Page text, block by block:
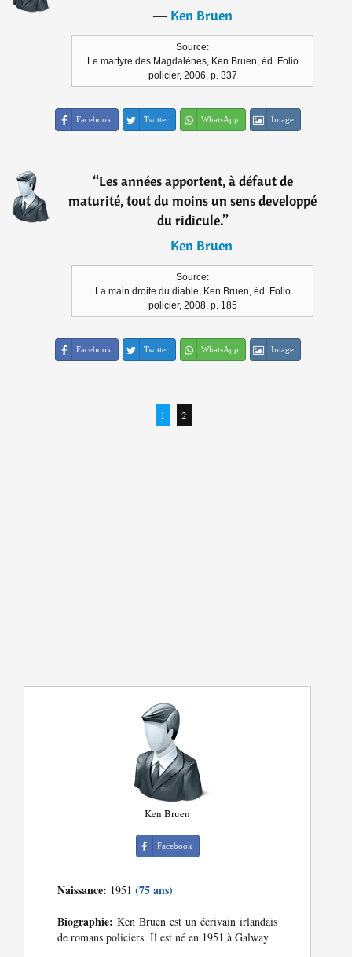
―Ken Bruen
Source:
Le martyre des Magdalènes, Ken Bruen, éd. Folio
policier, 2006, p. 337
Facebook Twitter WhatsApp Image
“Les années apportent, à défaut de
maturité, tout du moins un sens developpé
du ridicule.”
―Ken Bruen
Source:
La main droite du diable, Ken Bruen, éd. Folio
policier, 2008, p. 185
Facebook Twitter WhatsApp Image
1 2
Ken Bruen
Facebook
Naissance: 1951(75 ans)
Biographie: Ken Bruen est un écrivain irlandais
de romans policiers. Il est né en 1951 à Galway.